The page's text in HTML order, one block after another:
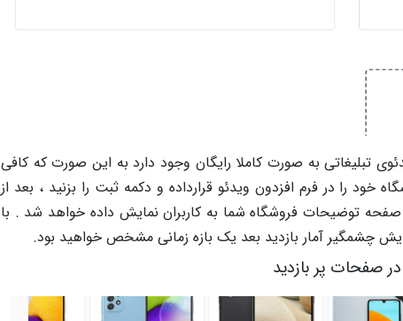
مدیریت ویدئوها امکان به اشتراک گذاری 8 ویدئوی تبلیغاتی به صورت کاملا رایگان وجود دارد به این صورت که کافی
خود را در فرم افزدون ویدئو قرارداده و دکمه ثبت را بزنید ، بعد از
توضیحات فروشگاه شما به کاربران نمایش داده خواهد شد . با
چشمگیر آمار بازدید بعد یک بازه زمانی مشخص خواهید بود.
صفحات پر بازدید